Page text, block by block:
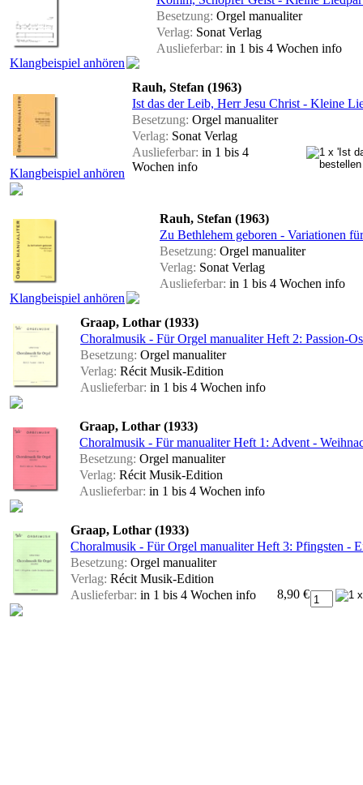
Klangbeispiel anhören
Besetzung: Orgel manualiter
Verlag: Sonat Verlag
Auslieferbar: in 1 bis 4 Wochen info
Klangbeispiel anhören
Rauh, Stefan (1963)
Ist das der Leib, Herr Jesu Christ - Kleine
Besetzung: Orgel manualiter
Verlag: Sonat Verlag
Auslieferbar: in 1 bis 4
Wochen info
Klangbeispiel anhören
Rauh, Stefan (1963)
Zu Bethlehem geboren - Variationen
Besetzung: Orgel manualiter
Verlag: Sonat Verlag
Auslieferbar: in 1 bis 4 Wochen info
Graap, Lothar (1933)
Choralmusik - Für Orgel manualiter Heft 2: Passion-
Besetzung: Orgel manualiter
Verlag: Récit Musik-Edition
Auslieferbar: in 1 bis 4 Wochen info
Graap, Lothar (1933)
Choralmusik - Für manualiter Heft 1: Advent -
Besetzung: Orgel manualiter
Verlag: Récit Musik-Edition
Auslieferbar: in 1 bis 4 Wochen info
Graap, Lothar (1933)
Choralmusik - Für Orgel manualiter Heft 3: Pfingsten -
Besetzung: Orgel manualiter
Verlag: Récit Musik-Edition
Auslieferbar: in 1 bis 4 Wochen info 8,90 €